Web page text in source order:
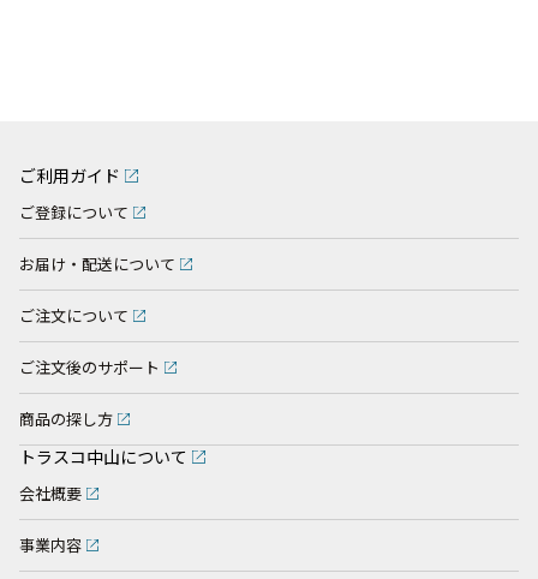
ご利用ガイド
ご登録について
お届け・配送について
ご注文について
ご注文後のサポート
商品の探し方
トラスコ中山について
会社概要
事業内容